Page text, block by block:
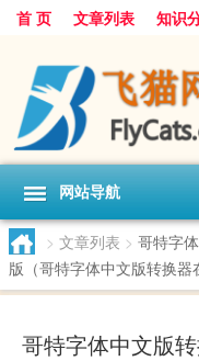
首 页 文章列表 知识
网站导航
> 文章列表 > 哥特字
版（哥特字体中文版转换器
哥特字体中文版